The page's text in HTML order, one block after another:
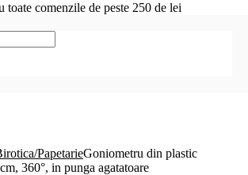
toate comenzile de peste 250 de lei
PapetarieGoniometru din plastic
360°, in punga agatatoare